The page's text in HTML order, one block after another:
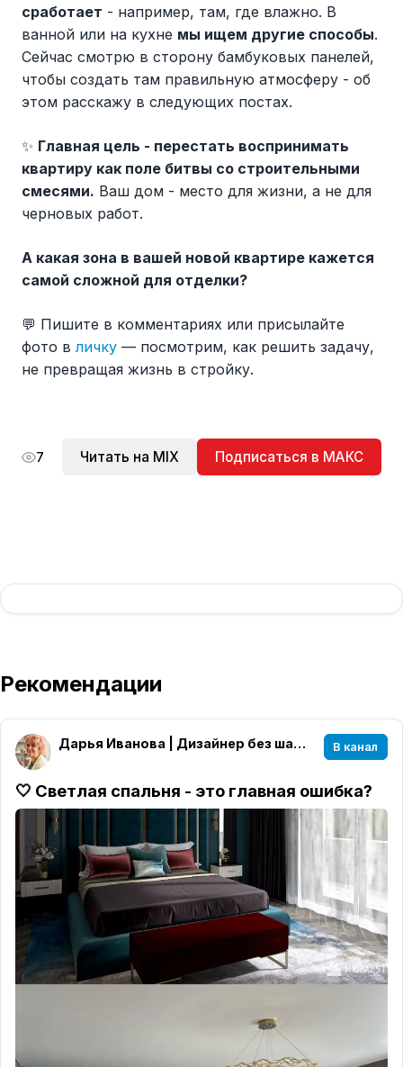
сработает - например, там, где влажно. В
ванной или на кухне мы ищем другие способы.
Сейчас смотрю в сторону бамбуковых панелей,
чтобы создать там правильную атмосферу - об
этом расскажу в следующих постах.
✨ Главная цель - перестать воспринимать
квартиру как поле битвы со строительными
смесями. Ваш дом - место для жизни, а не для
черновых работ.
А какая зона в вашей новой квартире кажется
самой сложной для отделки?
💬 Пишите в комментариях или присылайте
фото вличку — посмотрим, как решить задачу,
не превращая жизнь в стройку.
7 Читать на MIX Подписаться в МАКС
Рекомендации
Дарья Иванова | Дизайнер без шаблонов В канал
🤍 Светлая спальня - это главная ошибка?